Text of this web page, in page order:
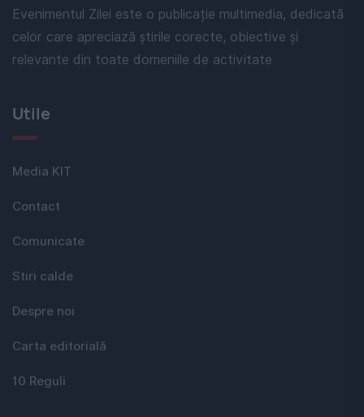
Evenimentul Zilei este o publicație multimedia, dedicată
celor care apreciază știrile corecte, obiective și
relevante din toate domeniile de activitate
Utile
Media KIT
Contact
Comunicate
Stiri calde
Despre noi
Carta editorială
10 Reguli